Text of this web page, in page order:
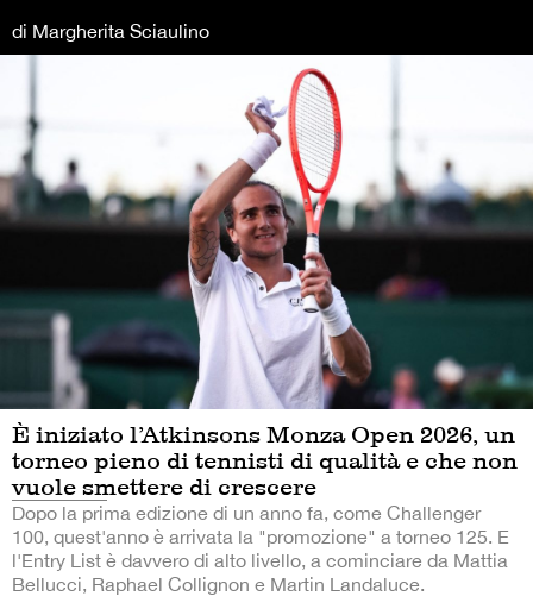
di Margherita Sciaulino
È iniziato l’Atkinsons Monza Open 2026, un
torneo pieno di tennisti di qualità e che non
vuole smettere di crescere
Dopo la prima edizione di un anno fa, come Challenger
100, quest'anno è arrivata la "promozione" a torneo 125. E
l'Entry List è davvero di alto livello, a cominciare da Mattia
Bellucci, Raphael Collignon e Martin Landaluce.